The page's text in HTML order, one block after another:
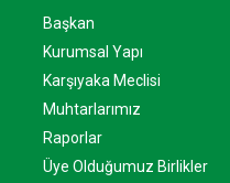
Başkan
Kurumsal Yapı
Karşıyaka Meclisi
Muhtarlarımız
Raporlar
Üye Olduğumuz Birlikler